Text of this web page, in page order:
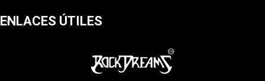
ENLACES ÚTILES